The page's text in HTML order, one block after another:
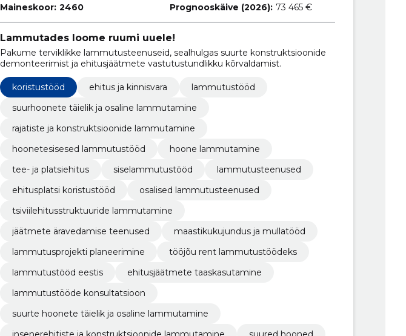
Maineskoor: 2460
Prognooskäive (2026): 73 465 €
Lammutades loome ruumi uuele!
Pakume terviklikke lammutusteenuseid, sealhulgas suurte konstruktsioonide
demonteerimist ja ehitusjäätmete vastutustundlikku kõrvaldamist.
koristustööd ehitus ja kinnisvara
lammutustööd
suurhoonete täielik ja osaline lammutamine
rajatiste ja konstruktsioonide lammutamine
hoonetesisesed lammutustööd
hoone lammutamine
tee- ja platsiehitus
siselammutustööd
lammutusteenused
ehitusplatsi koristustööd
osalised lammutusteenused
tsiviilehitusstruktuuride lammutamine
jäätmete äravedamise teenused
maastikukujundus ja mullatööd
lammutusprojekti planeerimine
tööjõu rent lammutustöödeks
lammutustööd eestis
ehitusjäätmete taaskasutamine
lammutustööde konsultatsioon
suurte hoonete täielik ja osaline lammutamine